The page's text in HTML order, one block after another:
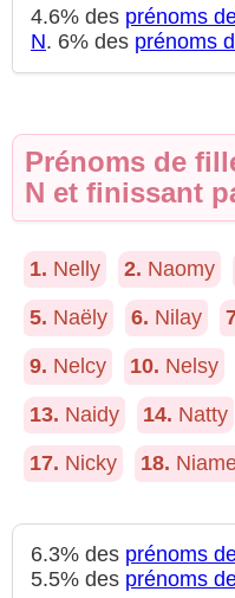
4.6% des prénoms
N. 6% des prénoms
Prénoms de
N et finissant
1. Nelly 2. Naomy
5. Naëly 6. Nilay
9. Nelcy 10. Nelsy
13. Naidy 14. Natty
17. Nicky 18.
6.3% des prénoms
5.5% des prénoms